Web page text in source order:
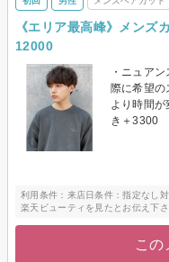
《エリア最高峰》メンズ
12000
・ニュア
際に希望の
より時間
き＋3300
利用条件：来店日条件：指定なし
楽天ビューティを見たとお伝え下さ
この